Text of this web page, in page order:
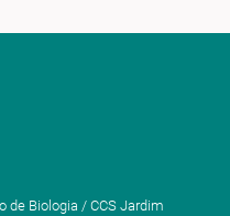
de Biologia / CCS Jardim